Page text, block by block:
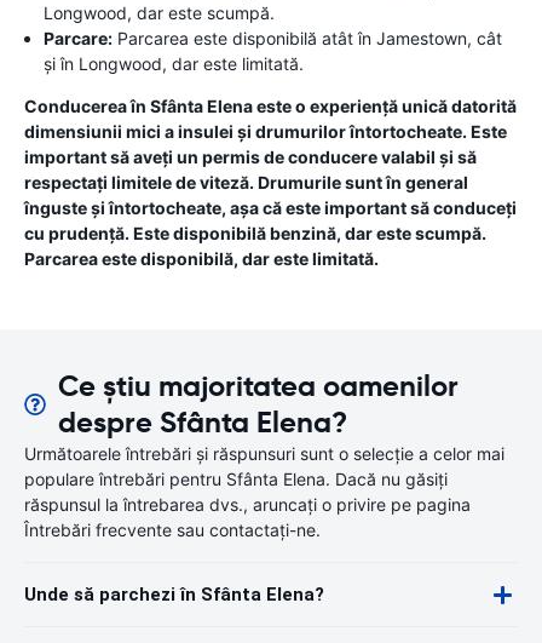
Longwood, dar este scumpă.
Parcare: Parcarea este disponibilă atât în ​​Jamestown, cât
și în Longwood, dar este limitată.
Conducerea în Sfânta Elena este o experiență unică datorită
dimensiunii mici a insulei și drumurilor întortocheate. Este
important să aveți un permis de conducere valabil și să
respectați limitele de viteză. Drumurile sunt în general
înguste și întortocheate, așa că este important să conduceți
cu prudență. Este disponibilă benzină, dar este scumpă.
Parcarea este disponibilă, dar este limitată.
Ce știu majoritatea oamenilor
despre Sfânta Elena?
Următoarele întrebări și răspunsuri sunt o selecție a celor mai
populare întrebări pentru Sfânta Elena. Dacă nu găsiți
răspunsul la întrebarea dvs., aruncați o privire pe pagina
Întrebări frecvente sau contactați-ne.
Unde să parchezi în Sfânta Elena?